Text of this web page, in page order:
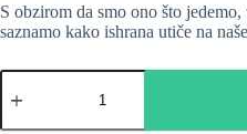
S obzirom da smo ono što
saznamo kako ishrana utiče na